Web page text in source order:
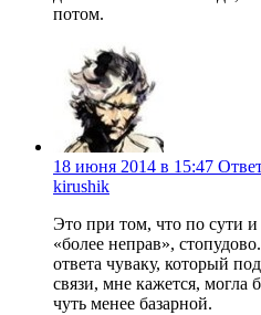
потом.
18 июня 2014 в 15:47
kirushik
Это при том, что по сути
«более неправ»,
ответа чуваку, который
связи, мне кажется, могла
чуть менее базарной.